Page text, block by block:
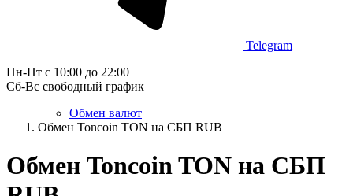
Telegram
Пн-Пт с 10:00 до 22:00
Сб-Вс свободный график
Обмен валют
Обмен Toncoin TON на СБП RUB
Обмен Toncoin TON на СБП